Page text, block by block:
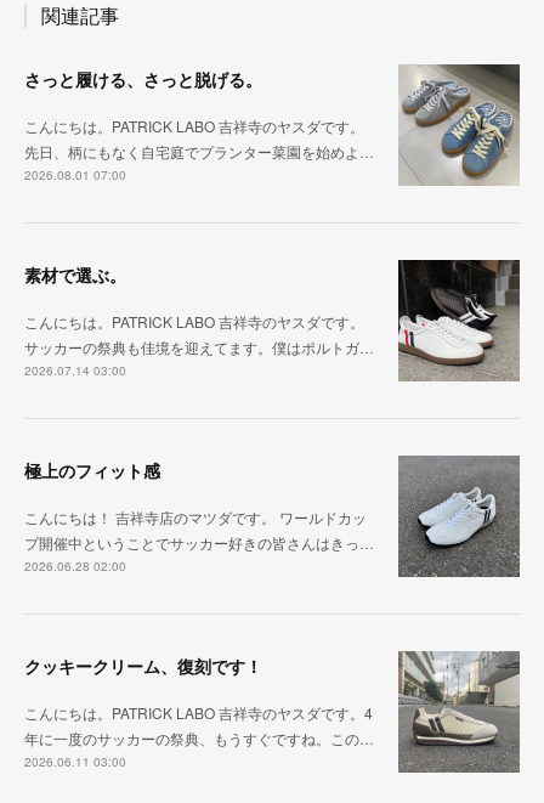
関連記事
さっと履ける、さっと脱げる。
こんにちは。PATRICK LABO 吉祥寺のヤスダです。
先日、柄にもなく自宅庭でプランター菜園を始めよ…
2026.08.01 07:00
素材で選ぶ。
こんにちは。PATRICK LABO 吉祥寺のヤスダです。
サッカーの祭典も佳境を迎えてます。僕はポルトガ…
2026.07.14 03:00
極上のフィット感
こんにちは！ 吉祥寺店のマツダです。 ワールドカッ
プ開催中ということでサッカー好きの皆さんはきっ…
2026.06.28 02:00
クッキークリーム、復刻です！
こんにちは。PATRICK LABO 吉祥寺のヤスダです。4
年に一度のサッカーの祭典、もうすぐですね。この…
2026.06.11 03:00